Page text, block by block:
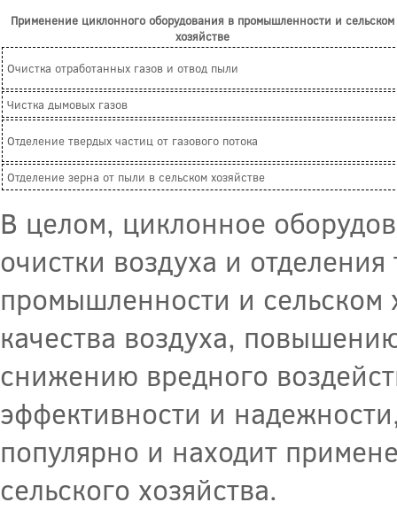
Применение циклонного оборудования в промышленности и сельском
хозяйстве
Очистка отработанных газов и отвод пыли
Чистка дымовых газов
Отделение твердых частиц от газового потока
Отделение зерна от пыли в сельском хозяйстве
В целом, циклонное
очистки воздуха и
промышленности и сельском
качества воздуха,
снижению вредного
эффективности и
популярно и находит
сельского хозяйства.